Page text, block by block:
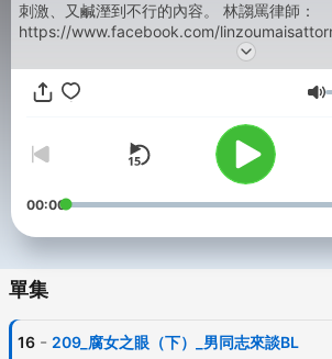
刺激、又鹹溼到不行的內容。 林謅罵律師：
https://www.facebook.com/linzoumaisattorney --
00:00
單集
16 - 209_腐女之眼（下）_男同志來談BL